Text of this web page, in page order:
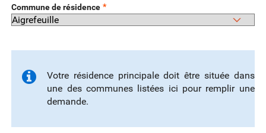
Commune de résidence *
Votre résidence principale doit être située dans
une des communes listées ici pour remplir une
demande.